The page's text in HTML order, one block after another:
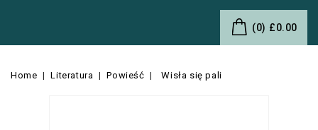
(0) £0.00
Home Literatura Powieść Wisła się pali